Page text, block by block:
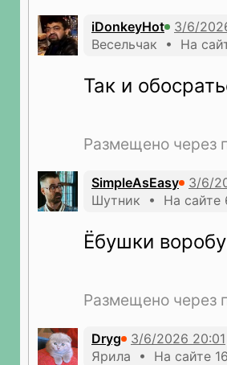
iDonkeyHot
Весельчак • На
Так и
Размещено через
SimpleAsEasy
Шутник • На сайте
Ëбушки
Размещено через
Dryg
Ярила • На сайте